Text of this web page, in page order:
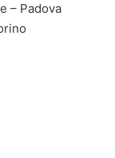
– Padova